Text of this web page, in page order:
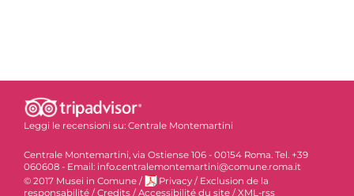
Leggi le recensioni su: Centrale Montemartini
Centrale Montemartini, via Ostiense 106 - 00154 Roma. Tel. +39
060608 - Email: info.centralemontemartini@comune.roma.it
© 2017 Musei in Comune / Privacy / Exclusion de la
responsabilité /Credits /Accessibilité du site /XML-rss